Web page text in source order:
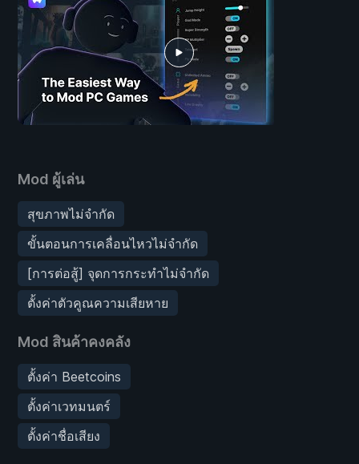
Mod ผู้เล่น
สุขภาพไม่จำกัด
ขั้นตอนการเคลื่อนไหวไม่จำกัด
[การต่อสู้] จุดการกระทำไม่จำกัด
ตั้งค่าตัวคูณความเสียหาย
Mod สินค้าคงคลัง
ตั้งค่า Beetcoins
ตั้งค่าเวทมนตร์
ตั้งค่าชื่อเสียง